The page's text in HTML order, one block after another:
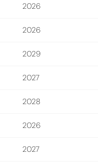
2026
2026
2029
2027
2028
2026
2027